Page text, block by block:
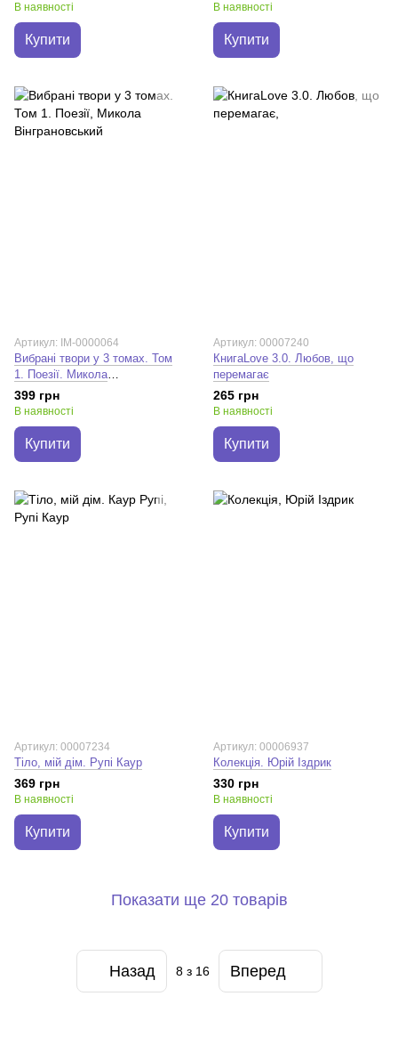
В наявності
Купити
В наявності
Купити
Артикул: IM-0000064
Вибрані твори у 3 томах. Том
1. Поезії. Микола
Вінграновський
399 грн
В наявності
Купити
Артикул: 00007240
КнигаLove 3.0. Любов, що
перемагає
265 грн
В наявності
Купити
Артикул: 00007234
Тіло, мій дім. Рупі Каур
369 грн
В наявності
Купити
Артикул: 00006937
Колекція. Юрій Іздрик
330 грн
В наявності
Купити
Показати ще 20 товарів
Назад 8з 16 Вперед